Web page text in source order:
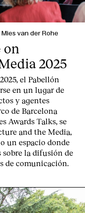
van der Rohe
on
2025
el Pabellón
en un lugar de
y agentes
de Barcelona
Awards Talks, se
and the Media,
un espacio donde
la difusión de
de comunicación.